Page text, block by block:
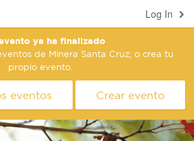
Log In
ya ha finalizado
de Minera Santa Cruz, o crea tu
propio evento.
eventos Crear evento